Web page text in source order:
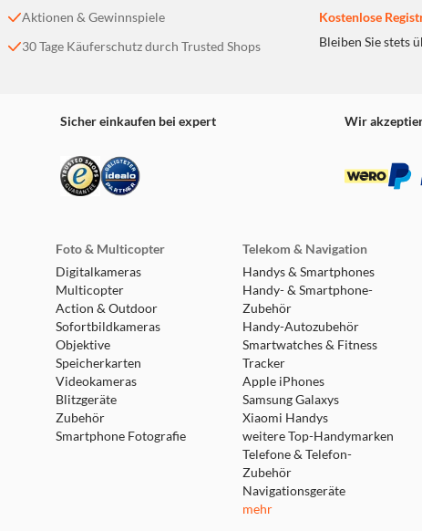
Aktionen & Gewinnspiele
30 Tage Käuferschutz durch Trusted Shops
Kostenlose
Bleiben Sie stets
Sicher einkaufen bei expert Wir
Foto & Multicopter
Digitalkameras
Multicopter
Action & Outdoor
Sofortbildkameras
Objektive
Speicherkarten
Videokameras
Blitzgeräte
Zubehör
Smartphone Fotografie
Telekom & Navigation
Handys & Smartphones
Handy- & Smartphone-
Zubehör
Handy-Autozubehör
Smartwatches & Fitness
Tracker
Apple iPhones
Samsung Galaxys
Xiaomi Handys
weitere Top-Handymarken
Telefone & Telefon-
Zubehör
Navigationsgeräte
mehr